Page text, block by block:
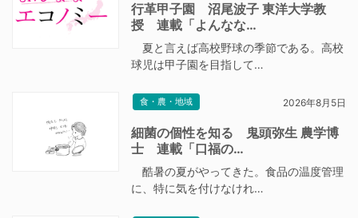
行革甲子園 沼尾波子 東洋大学教
授 連載「よんなな…
夏と言えば高校野球の季節である。高校
球児は甲子園を目指して…
食・農・地域 2026年8月5日
細菌の個性を知る 鬼頭弥生 農学博
士 連載「口福の…
酷暑の夏がやってきた。食品の温度管理
に、特に気を付けなけれ…